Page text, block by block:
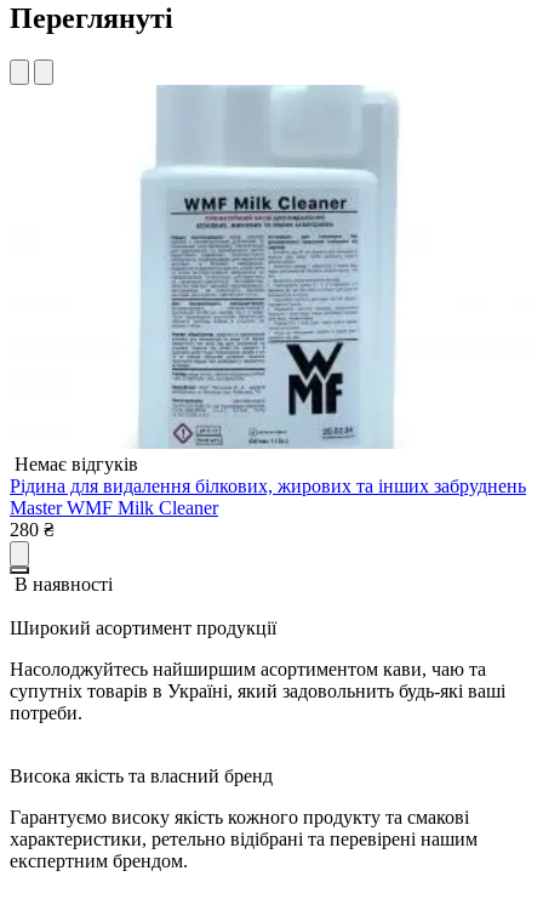
Переглянуті
Немає відгуків
Рідина для видалення білкових, жирових та інших забруднень
Master WMF Milk Cleaner
280 ₴
В наявності
Широкий асортимент продукції
Насолоджуйтесь найширшим асортиментом кави, чаю та
супутніх товарів в Україні, який задовольнить будь-які ваші
потреби.
Висока якість та власний бренд
Гарантуємо високу якість кожного продукту та смакові
характеристики, ретельно відібрані та перевірені нашим
експертним брендом.